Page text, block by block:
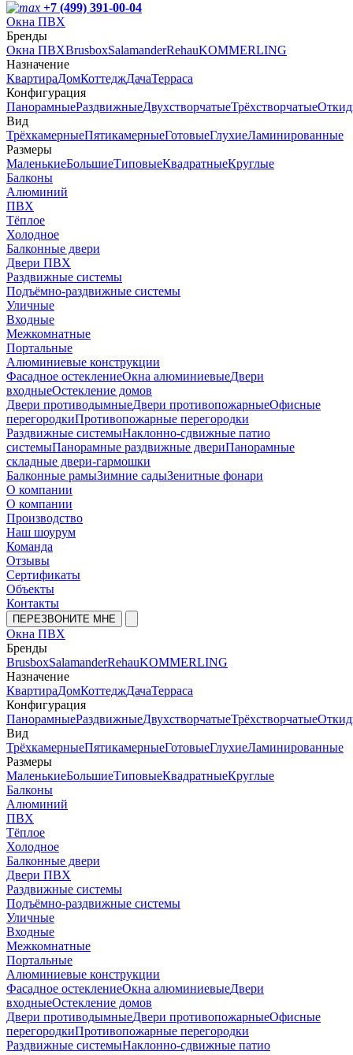
+7 (499) 391-00-04
Окна ПВХ
Бренды
Окна ПВХBrusboxSalamanderRehauKOMMERLING
Назначение
КвартираДомКоттеджДачаТерраса
Конфигурация
ПанорамныеРаздвижныеДвухстворчатыеТрёхстворчатые
Вид
ТрёхкамерныеПятикамерныеГотовыеГлухиеЛаминированные
Размеры
МаленькиеБольшиеТиповыеКвадратныеКруглые
Балконы
Алюминий
ПВХ
Тёплое
Холодное
Балконные двери
Двери ПВХ
Раздвижные системы
Подъёмно-раздвижные системы
Уличные
Входные
Межкомнатные
Портальные
Алюминиевые конструкции
Фасадное остеклениеОкна алюминиевыеДвери
входныеОстекление домов
Двери противодымныеДвери противопожарныеОфисные
перегородкиПротивопожарные перегородки
Раздвижные системыНаклонно-сдвижные патио
системыПанорамные раздвижные двериПанорамные
складные двери-гармошки
Балконные рамыЗимние садыЗенитные фонари
О компании
О компании
Производство
Наш шоурум
Команда
Отзывы
Сертификаты
Объекты
Контакты
ПЕРЕЗВОНИТЕ МНЕ
Окна ПВХ
Бренды
BrusboxSalamanderRehauKOMMERLING
Назначение
КвартираДомКоттеджДачаТерраса
Конфигурация
ПанорамныеРаздвижныеДвухстворчатыеТрёхстворчатые
Вид
ТрёхкамерныеПятикамерныеГотовыеГлухиеЛаминированные
Размеры
МаленькиеБольшиеТиповыеКвадратныеКруглые
Балконы
Алюминий
ПВХ
Тёплое
Холодное
Балконные двери
Двери ПВХ
Раздвижные системы
Подъёмно-раздвижные системы
Уличные
Входные
Межкомнатные
Портальные
Алюминиевые конструкции
Фасадное остеклениеОкна алюминиевыеДвери
входныеОстекление домов
Двери противодымныеДвери противопожарныеОфисные
перегородкиПротивопожарные перегородки
Раздвижные системыНаклонно-сдвижные патио